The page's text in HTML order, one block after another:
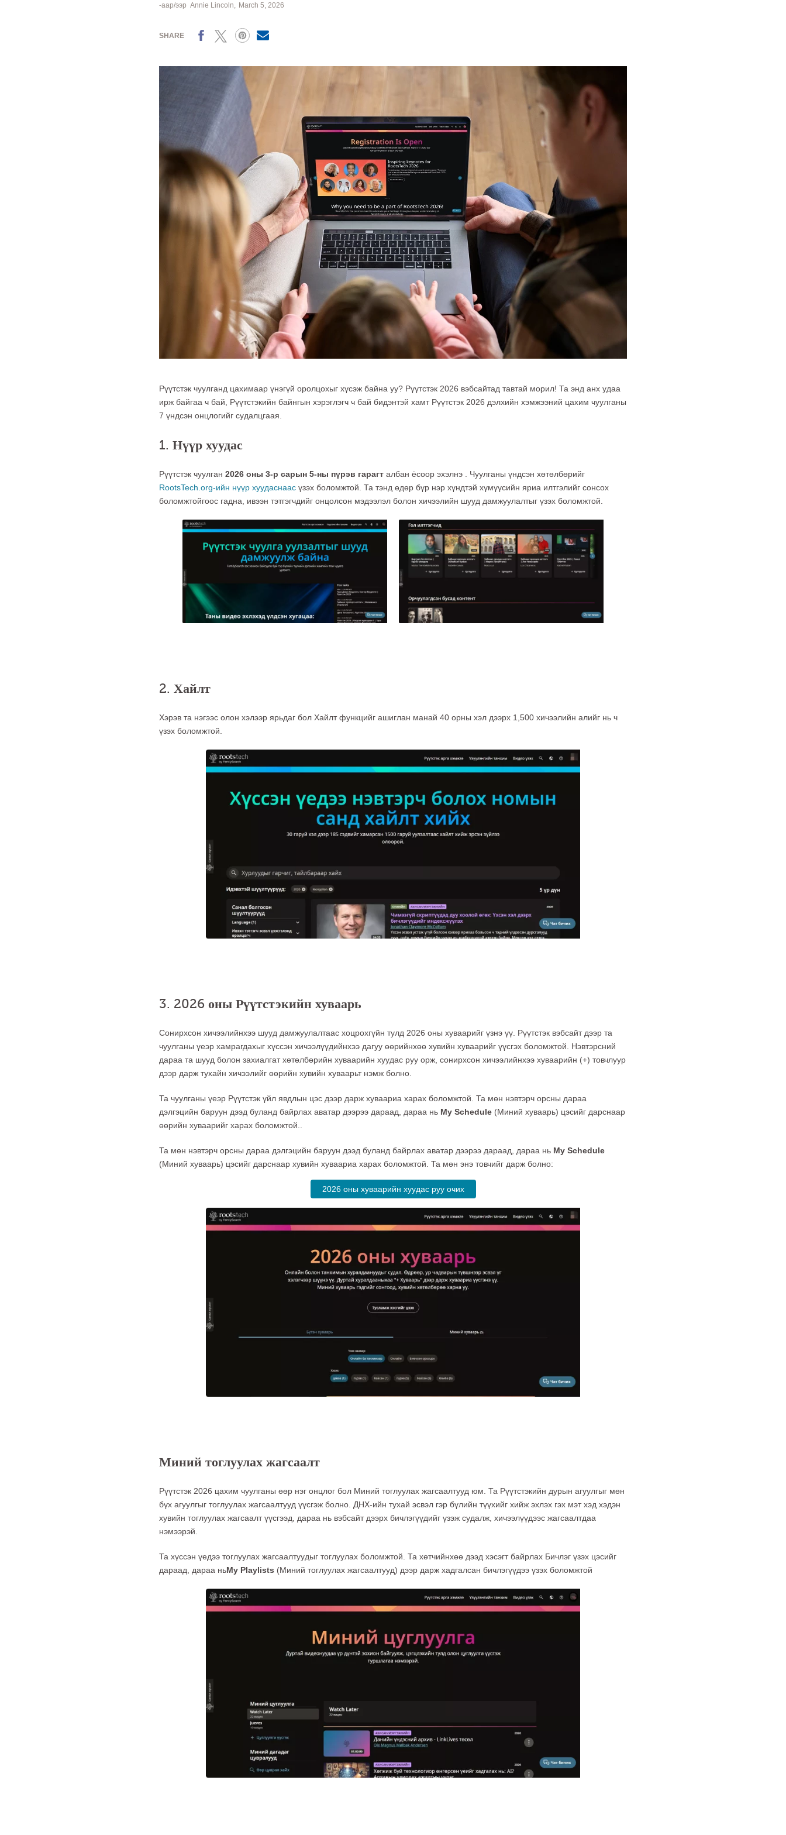
-аар/ээр Annie Lincoln March 5, 2026
SHARE
Рүүтстэк чуулганд цахимаар үнэгүй оролцохыг хүсэж байна уу? Рүүтстэк 2026 вэбсайтад тавтай морил! Та энд анх удаа
ирж байгаа ч бай, Рүүтстэкийн байнгын хэрэглэгч ч бай бидэнтэй хамт Рүүтстэк 2026 дэлхийн хэмжээний цахим чуулганы
7 үндсэн онцлогийг судалцгаая.
1. Нүүр хуудас
Рүүтстэк чуулган 2026 оны 3-р сарын 5-ны пүрэв гарагт албан ёсоор эхэлнэ .
Чуулганы үндсэн хөтөлбөрийг
RootsTech.org-ийн нүүр хуудаснаас үзэх боломжтой. Та тэнд өдөр бүр нэр хүндтэй хүмүүсийн яриа илтгэлийг сонсох
боломжтойгоос гадна, ивээн тэтгэгчдийг онцолсон мэдээлэл болон хичээлийн шууд дамжуулалтыг үзэх боломжтой.
2. Хайлт
Хэрэв та нэгээс олон хэлээр ярьдаг бол Хайлт функцийг ашиглан манай 40 орны хэл дээрх 1,500 хичээлийн алийг нь ч
үзэх боломжтой.
3. 2026 оны Рүүтстэкийн хуваарь
Сонирхсон хичээлийнхээ шууд дамжуулалтаас хоцрохгүйн тулд 2026 оны хуваарийг үзнэ үү. Рүүтстэк вэбсайт дээр та
чуулганы үеэр хамрагдахыг хүссэн хичээлүүдийнхээ дагуу өөрийнхөө хувийн хуваарийг үүсгэх боломжтой. Нэвтэрсний
дараа та шууд болон захиалгат хөтөлбөрийн хуваарийн хуудас руу орж, сонирхсон хичээлийнхээ хуваарийн (+) товчлуур
дээр дарж тухайн хичээлийг өөрийн хувийн хуваарьт нэмж болно.
Та чуулганы үеэр Рүүтстэк үйл явдлын цэс дээр дарж хуваариа харах боломжтой. Та мөн нэвтэрч орсны дараа
дэлгэцийн баруун дээд буланд байрлах аватар дээрээ дараад, дараа нь My Schedule (Миний хуваарь) цэсийг дарснаар
өөрийн хуваарийг харах боломжтой..
Та мөн нэвтэрч орсны дараа дэлгэцийн баруун дээд буланд байрлах аватар дээрээ дараад, дараа нь My Schedule
(Миний хуваарь) цэсийг дарснаар хувийн хуваариа харах боломжтой. Та мөн энэ товчийг дарж болно:
2026 оны хуваарийн хуудас руу очих
Миний тоглуулах жагсаалт
Рүүтстэк 2026 цахим чуулганы өөр нэг онцлог бол Миний тоглуулах жагсаалтууд юм. Та Рүүтстэкийн дурын агуулгыг мөн
бүх агуулгыг тоглуулах жагсаалтууд үүсгэж болно. ДНХ-ийн тухай эсвэл гэр бүлийн түүхийг хийж эхлэх гэх мэт хэд хэдэн
хувийн тоглуулах жагсаалт үүсгээд, дараа нь вэбсайт дээрх бичлэгүүдийг үзэж судалж, хичээлүүдээс жагсаалтдаа
нэмээрэй.
Та хүссэн үедээ тоглуулах жагсаалтуудыг тоглуулах боломжтой. Та хөтчийнхөө дээд хэсэгт байрлах Бичлэг үзэх цэсийг
дараад, дараа ньMy Playlists (Миний тоглуулах жагсаалтууд) дээр дарж хадгалсан бичлэгүүдээ үзэх боломжтой